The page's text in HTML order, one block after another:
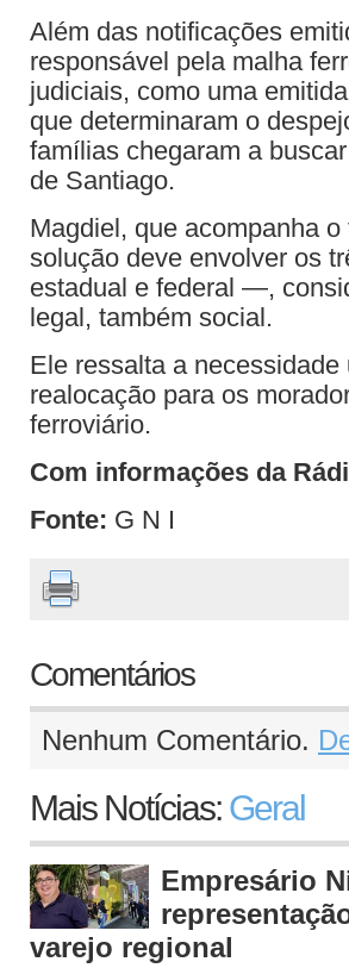
Além das notificações
responsável pela malha
judiciais, como uma
que determinaram o
famílias chegaram a
de Santiago.
Magdiel, que acompanha
solução deve envolver os
estadual e federal —,
legal, também social.
Ele ressalta a
realocação para os
ferroviário.
Com informações da
Fonte: G N I
Comentários
Nenhum Comentário.
Mais Notícias: Geral
Empresário
varejo regional